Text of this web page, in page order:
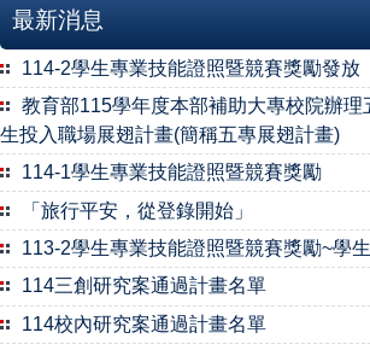
最新消息
114-2學生專業技能證照暨競賽獎勵發放
教育部115學年度本部補助大專校院辦理
生投入職場展翅計畫(簡稱五專展翅計畫)
114-1學生專業技能證照暨競賽獎勵
「旅行平安，從登錄開始」
113-2學生專業技能證照暨競賽獎勵~學
114三創研究案通過計畫名單
114校內研究案通過計畫名單